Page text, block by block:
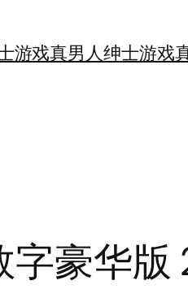
游戏真男人绅士游戏
豪华版